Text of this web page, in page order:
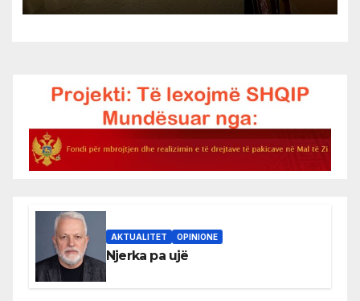
AKTUALITET OPINIONE
Njerka pa ujë